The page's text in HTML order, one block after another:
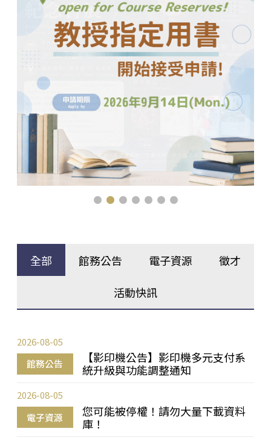
全部 館務公告 電子資源 徵才
活動快訊
館務公告
【影印機公告】影印機多元支付系
統升級與功能調整通知
2026-08-05
電子資源
您可能被停權！請勿大量下載資料
庫！
2026-08-05